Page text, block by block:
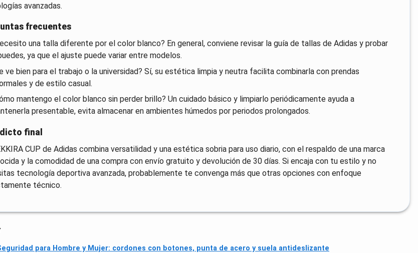
avanzadas.
frecuentes
una talla diferente por el color blanco? En general, conviene revisar la guía de tallas de Adidas y probar
ya que el ajuste puede variar entre modelos.
ve bien para el trabajo o la universidad? Sí, su estética limpia y neutra facilita combinarla con prendas
y de estilo casual.
mantengo el color blanco sin perder brillo? Un cuidado básico y limpiarlo periódicamente ayuda a
presentable, evita almacenar en ambientes húmedos por periodos prolongados.
final
CUP de Adidas combina versatilidad y una estética sobria para uso diario, con el respaldo de una marca
y la comodidad de una compra con envío gratuito y devolución de 30 días. Si encaja con tu estilo y no
tecnología deportiva avanzada, probablemente te convenga más que otras opciones con enfoque
técnico.
para Hombre y Mujer: cordones con botones, punta de acero y suela antideslizante